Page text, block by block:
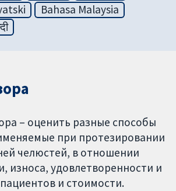
Bahasa Malaysia
– оценить разные способы
при протезировании
челюстей, в отношении
износа, удовлетворенности и
и стоимости.